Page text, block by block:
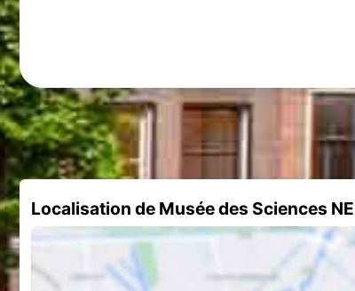
Localisation de Musée des Sciences